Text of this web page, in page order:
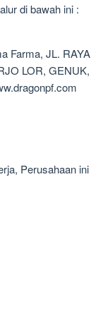
di bawah ini :
Farma, JL. RAYA
LOR, GENUK,
Perusahaan ini